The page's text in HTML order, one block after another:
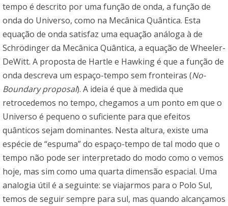
tempo é descrito por uma função de onda, a função de
onda do Universo, como na Mecânica Quântica. Esta
equação de onda satisfaz uma equação análoga à de
Schrödinger da Mecânica Quântica, a equação de Wheeler-
DeWitt. A proposta de Hartle e Hawking é que a função de
onda descreva um espaço-tempo sem fronteiras (No-
Boundary proposal). A ideia é que à medida que
retrocedemos no tempo, chegamos a um ponto em que o
Universo é pequeno o suficiente para que efeitos
quânticos sejam dominantes. Nesta altura, existe uma
espécie de “espuma” do espaço-tempo de tal modo que o
tempo não pode ser interpretado do modo como o vemos
hoje, mas sim como uma quarta dimensão espacial. Uma
analogia útil é a seguinte: se viajarmos para o Polo Sul,
temos de seguir sempre para sul, mas quando alcançamos